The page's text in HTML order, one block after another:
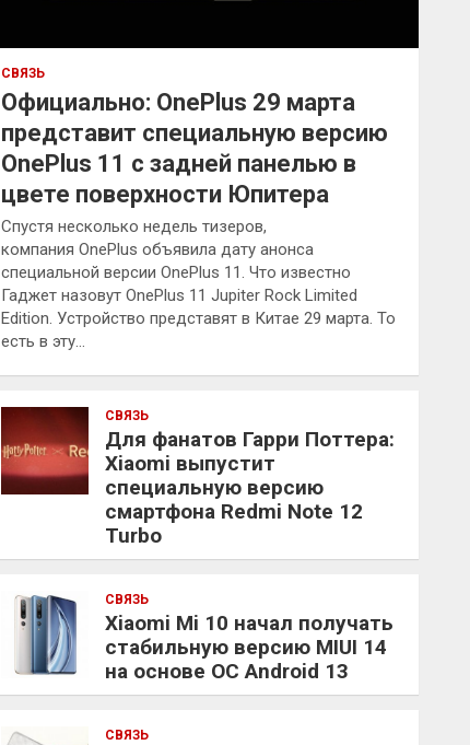
СВЯЗЬ
Официально: OnePlus 29 марта
представит специальную версию
OnePlus 11 с задней панелью в
цвете поверхности Юпитера
Спустя несколько недель тизеров,
компания OnePlus объявила дату анонса
специальной версии OnePlus 11. Что известно
Гаджет назовут OnePlus 11 Jupiter Rock Limited
Edition. Устройство представят в Китае 29 марта. То
есть в эту…
СВЯЗЬ
Для фанатов Гарри Поттера:
Xiaomi выпустит
специальную версию
смартфона Redmi Note 12
Turbo
СВЯЗЬ
Xiaomi Mi 10 начал получать
стабильную версию MIUI 14
на основе ОС Android 13
СВЯЗЬ